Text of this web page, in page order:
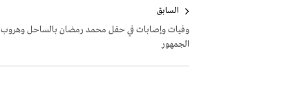
المقالات
السابق
وفيات وإصابات في حفل محمد رمضان بالساحل وهروب
الجمهور